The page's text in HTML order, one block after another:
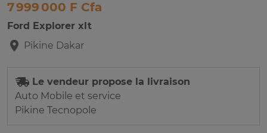
7 999 000 F Cfa
Ford Explorer xlt
Pikine Dakar
Le vendeur propose la livraison
Auto Mobile et service
Pikine Tecnopole